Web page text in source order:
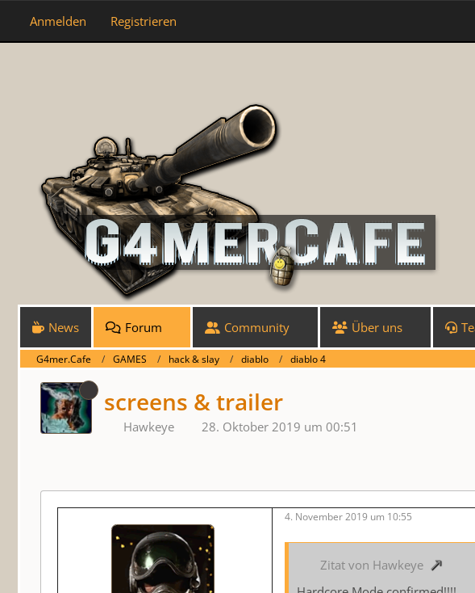
News Forum Community Über uns
Anmelden Registrieren
G4mer.Cafe GAMES hack & slay diablo diablo 4
screens & trailer
Hawkeye 28. Oktober 2019 um 00:51
4. November 2019 um 10:55
Zitat von Hawkeye